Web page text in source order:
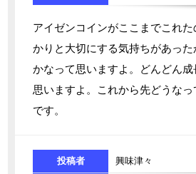
アイゼンコインがここまでこれ
かりと大切にする気持ちがあっ
かなって思いますよ。どんどん
思いますよ。これから先どうな
です。
投稿者 興味津々